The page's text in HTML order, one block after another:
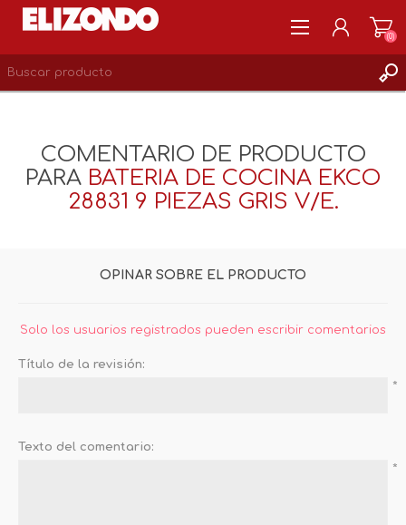
LISTA DE DESEOS 0
(0)
COMENTARIO DE PRODUCTO
PARA BATERIA DE COCINA EKCO
28831 9 PIEZAS GRIS V/E.
OPINAR SOBRE EL PRODUCTO
Solo los usuarios registrados pueden escribir comentarios
Título de la revisión:
*
Texto del comentario:
*